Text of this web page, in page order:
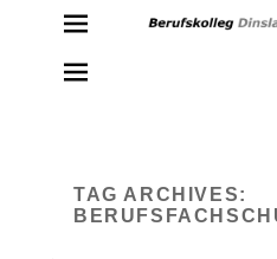
TAG ARCHIVES: